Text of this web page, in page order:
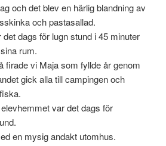
och det blev en härlig blandning av
och pastasallad.
dags för lugn stund i 45 minuter
rum.
firade vi Maja som fyllde år genom
gick alla till campingen och
var det dags för
en mysig andakt utomhus.